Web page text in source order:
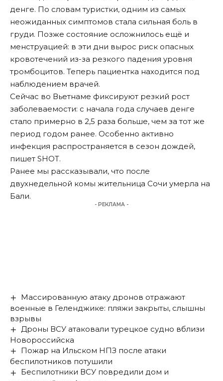
денге. По словам туристки, одним из самых
неожиданных симптомов стала сильная боль в
груди. Позже состояние осложнилось ещё и
менструацией: в эти дни вырос риск опасных
кровотечений из-за резкого падения уровня
тромбоцитов. Теперь пациентка находится под
наблюдением врачей.
Сейчас во Вьетнаме фиксируют резкий рост
заболеваемости: с начала года случаев денге
стало примерно в 2,5 раза больше, чем за тот же
период годом ранее. Особенно активно
инфекция распространяется в сезон дождей,
пишет SHOT.
Ранее мы рассказывали, что после
двухнедельной комы жительница Сочи умерла на
Бали.
- РЕКЛАМА -
Массированную атаку дронов отражают
военные в Геленджике: пляжи закрыты, слышны
взрывы
Дроны ВСУ атаковали турецкое судно вблизи
Новороссийска
Пожар на Ильском НПЗ после атаки
беспилотников потушили
Беспилотники ВСУ повредили дом и